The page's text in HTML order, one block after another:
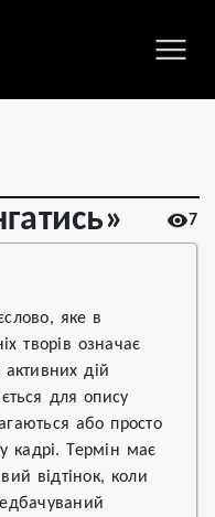
7
яке в
творів означає
дій
для опису
або просто
кадрі. Термін має
відтінок, коли